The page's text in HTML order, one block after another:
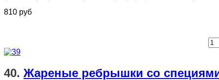
810 руб
40. Жареные ребрышки со